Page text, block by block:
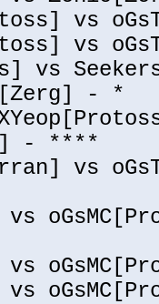
vs
vs
vs
- *
- ****
vs